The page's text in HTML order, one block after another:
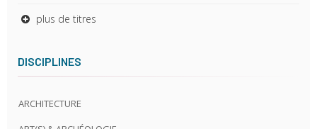
plus de titres
DISCIPLINES
ARCHITECTURE